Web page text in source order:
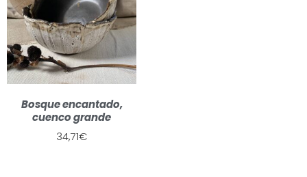
Bosque encantado,
cuenco grande
34,71€